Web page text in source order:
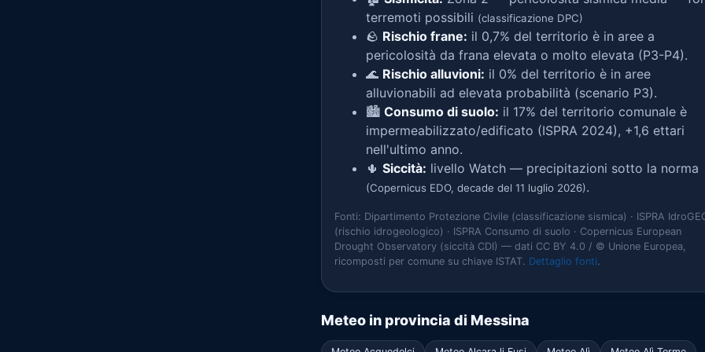
terremoti possibili (classificazione DPC)
🪨 Rischio frane: il 0,7% del territorio è in aree a
pericolosità da frana elevata o molto elevata (P3-P4).
🌊 Rischio alluvioni: il 0% del territorio è in aree
alluvionabili ad elevata probabilità (scenario P3).
🏙️ Consumo di suolo: il 17% del territorio comunale è
impermeabilizzato/edificato (ISPRA 2024), +1,6 ettari
nell'ultimo anno.
🌵 Siccità: livello Watch — precipitazioni sotto la norma
(Copernicus EDO, decade del 11 luglio 2026).
Fonti: Dipartimento Protezione Civile (classificazione sismica) · ISPRA
(rischio idrogeologico) · ISPRA Consumo di suolo · Copernicus European
Drought Observatory (siccità CDI) — dati CC BY 4.0 / © Unione Europea,
ricomposti per comune su chiave ISTAT. Dettaglio fonti.
Meteo in provincia di Messina